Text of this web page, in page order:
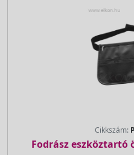
Cikkszám:
Fodrász eszköztartó